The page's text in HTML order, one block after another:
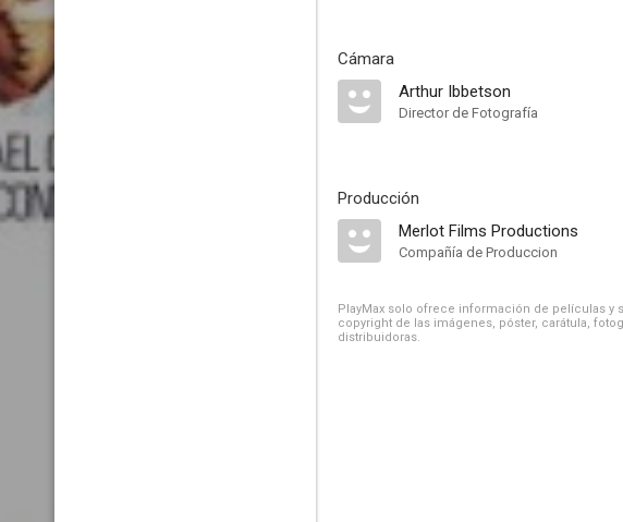
Cámara
Arthur Ibbetson
Director de Fotografía
Producción
Merlot Films Productions
Compañía de Produccion
PlayMax solo ofrece información de películas y
copyright de las imágenes, póster, carátula,
distribuidoras.